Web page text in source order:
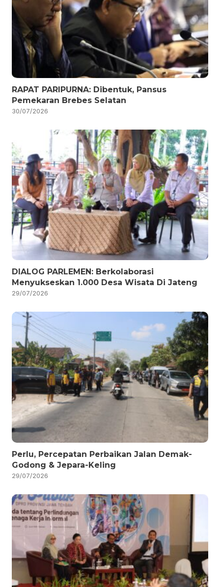
RAPAT PARIPURNA: Dibentuk, Pansus
Pemekaran Brebes Selatan
30/07/2026
DIALOG PARLEMEN: Berkolaborasi
Menyukseskan 1.000 Desa Wisata Di Jateng
29/07/2026
Perlu, Percepatan Perbaikan Jalan Demak-
Godong & Jepara-Keling
29/07/2026